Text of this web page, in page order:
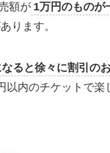
額が 1万円のものが
ります。
ると徐々に割引の
以内のチケットで楽